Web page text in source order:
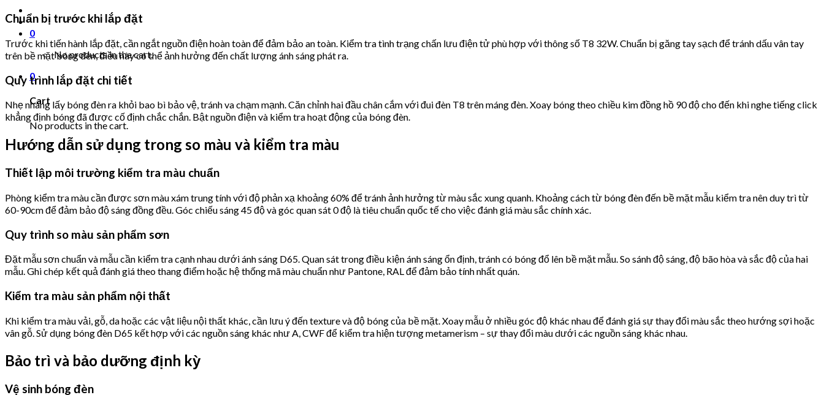
0
No products in the cart.
0
Cart
No products in the cart.
Chuẩn bị trước khi lắp đặt
Trước khi tiến hành lắp đặt, cần ngắt nguồn điện hoàn toàn để đảm bảo an toàn. Kiểm tra tình trạng chấn lưu điện tử phù hợp với thông số T8 32W. Chuẩn bị găng tay sạch để tránh dấu vân tay
trên bề mặt bóng đèn, điều này có thể ảnh hưởng đến chất lượng ánh sáng phát ra.
Quy trình lắp đặt chi tiết
Nhẹ nhàng lấy bóng đèn ra khỏi bao bì bảo vệ, tránh va chạm mạnh. Căn chỉnh hai đầu chân cắm với đui đèn T8 trên máng đèn. Xoay bóng theo chiều kim đồng hồ 90 độ cho đến khi nghe tiếng click
khẳng định bóng đã được cố định chắc chắn. Bật nguồn điện và kiểm tra hoạt động của bóng đèn.
Hướng dẫn sử dụng trong so màu và kiểm tra màu
Thiết lập môi trường kiểm tra màu chuẩn
Phòng kiểm tra màu cần được sơn màu xám trung tính với độ phản xạ khoảng 60% để tránh ảnh hưởng từ màu sắc xung quanh. Khoảng cách từ bóng đèn đến bề mặt mẫu kiểm tra nên duy trì từ
60-90cm để đảm bảo độ sáng đồng đều. Góc chiếu sáng 45 độ và góc quan sát 0 độ là tiêu chuẩn quốc tế cho việc đánh giá màu sắc chính xác.
Quy trình so màu sản phẩm sơn
Đặt mẫu sơn chuẩn và mẫu cần kiểm tra cạnh nhau dưới ánh sáng D65. Quan sát trong điều kiện ánh sáng ổn định, tránh có bóng đổ lên bề mặt mẫu. So sánh độ sáng, độ bão hòa và sắc độ của hai
mẫu. Ghi chép kết quả đánh giá theo thang điểm hoặc hệ thống mã màu chuẩn như Pantone, RAL để đảm bảo tính nhất quán.
Kiểm tra màu sản phẩm nội thất
Khi kiểm tra màu vải, gỗ, da hoặc các vật liệu nội thất khác, cần lưu ý đến texture và độ bóng của bề mặt. Xoay mẫu ở nhiều góc độ khác nhau để đánh giá sự thay đổi màu sắc theo hướng sợi hoặc
vân gỗ. Sử dụng bóng đèn D65 kết hợp với các nguồn sáng khác như A, CWF để kiểm tra hiện tượng metamerism – sự thay đổi màu dưới các nguồn sáng khác nhau.
Bảo trì và bảo dưỡng định kỳ
Vệ sinh bóng đèn